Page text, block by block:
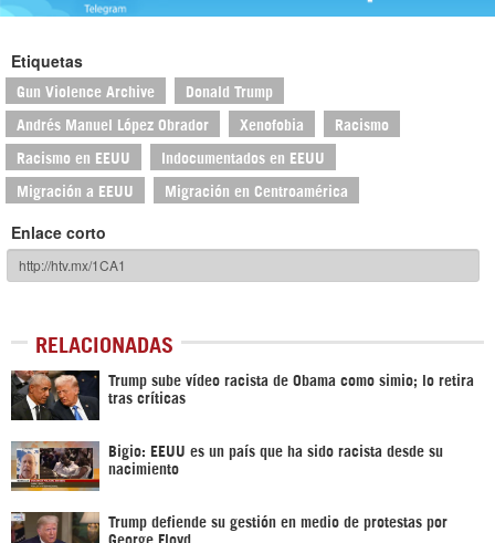
Etiquetas
Gun Violence Archive Donald Trump
Andrés Manuel López Obrador Xenofobia Racismo
Racismo en EEUU Indocumentados en EEUU
Migración a EEUU Migración en Centroamérica
Enlace corto
RELACIONADAS
Trump sube vídeo racista de Obama como simio; lo retira
tras críticas
Bigio: EEUU es un país que ha sido racista desde su
nacimiento
Trump defiende su gestión en medio de protestas por
George Floyd